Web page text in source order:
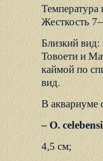
Жесткость
Близкий
Товоети и
каймой по
вид.
В аквариуме
– О.
4,5 см;